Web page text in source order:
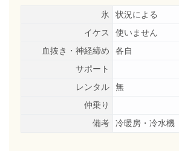
氷
状況による
イケス
使いません
血抜き・神経締め
各自
サポート
レンタル
無
仲乗り
備考
冷暖房・冷水機